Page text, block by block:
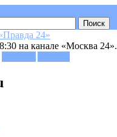
24»
на канале «Москва 24».